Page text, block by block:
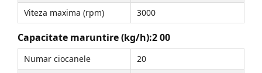
Viteza maxima (rpm)
3000
Capacitate maruntire (kg/h):2 00
Numar ciocanele
20